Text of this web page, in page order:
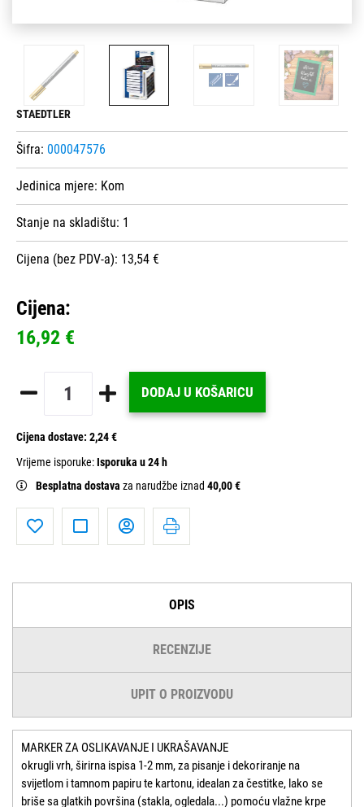
STAEDTLER
Šifra: 000047576
Jedinica mjere: Kom
Stanje na skladištu: 1
Cijena (bez PDV-a): 13,54 €
Cijena:
16,92 €
DODAJ U KOŠARICU
Cijena dostave: 2,24 €
Vrijeme isporuke:Isporuka u 24 h
Besplatna dostava za narudžbe iznad 40,00 €
OPIS
RECENZIJE
UPIT O PROIZVODU
MARKER ZA OSLIKAVANJE I UKRAŠAVANJE
okrugli vrh, širirna ispisa 1-2 mm, za pisanje i dekoriranje na
svijetlom i tamnom papiru te kartonu, idealan za čestitke, lako se
briše sa glatkih površina (stakla, ogledala...) pomoću vlažne krpe